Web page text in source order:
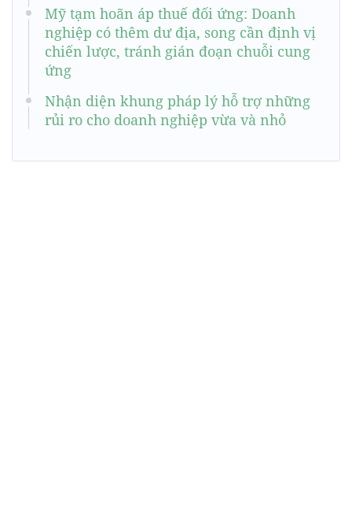
Mỹ tạm hoãn áp thuế đối ứng: Doanh
nghiệp có thêm dư địa, song cần định vị
chiến lược, tránh gián đoạn chuỗi cung
ứng
Nhận diện khung pháp lý hỗ trợ những
rủi ro cho doanh nghiệp vừa và nhỏ